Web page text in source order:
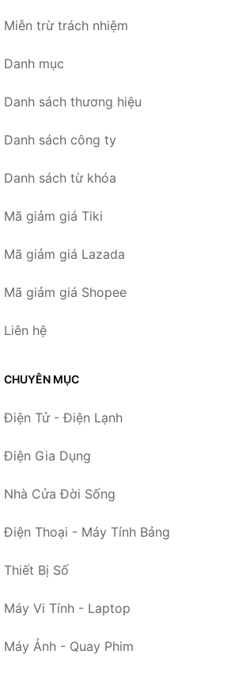
Miễn trừ trách nhiệm
Danh mục
Danh sách thương hiệu
Danh sách công ty
Danh sách từ khóa
Mã giảm giá Tiki
Mã giảm giá Lazada
Mã giảm giá Shopee
Liên hệ
CHUYÊN MỤC
Điện Tử - Điện Lạnh
Điện Gia Dụng
Nhà Cửa Đời Sống
Điện Thoại - Máy Tính Bảng
Thiết Bị Số
Máy Vi Tính - Laptop
Máy Ảnh - Quay Phim